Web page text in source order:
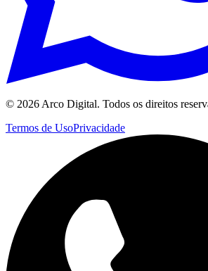
© 2026 Arco Digital. Todos os direitos
Termos de UsoPrivacidade